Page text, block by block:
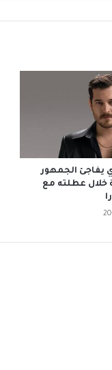
يفاجئ الجمهور
خلال عطلته مع